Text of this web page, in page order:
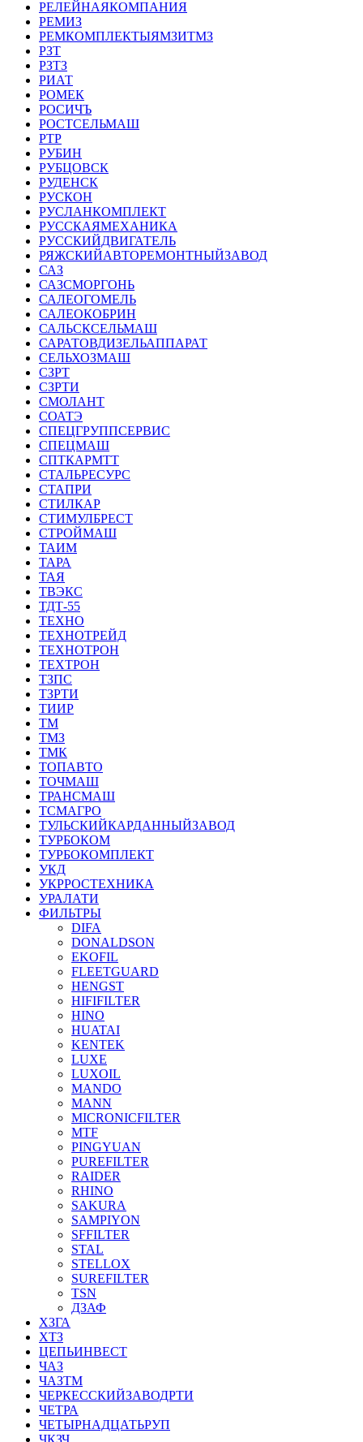
РЕЛЕЙНАЯКОМПАНИЯ
РЕМИЗ
РЕМКОМПЛЕКТЫЯМЗИТМЗ
РЗТ
РЗТЗ
РИАТ
РОМЕК
РОСИЧЪ
РОСТСЕЛЬМАШ
РТР
РУБИН
РУБЦОВСК
РУДЕНСК
РУСКОН
РУСЛАНКОМПЛЕКТ
РУССКАЯМЕХАНИКА
РУССКИЙДВИГАТЕЛЬ
РЯЖСКИЙАВТОРЕМОНТНЫЙЗАВОД
САЗ
САЗСМОРГОНЬ
САЛЕОГОМЕЛЬ
САЛЕОКОБРИН
САЛЬСКСЕЛЬМАШ
САРАТОВДИЗЕЛЬАППАРАТ
СЕЛЬХОЗМАШ
СЗРТ
СЗРТИ
СМОЛАНТ
СОАТЭ
СПЕЦГРУППСЕРВИС
СПЕЦМАШ
СПТКАРМТТ
СТАЛЬРЕСУРС
СТАПРИ
СТИЛКАР
СТИМУЛБРЕСТ
СТРОЙМАШ
ТАИМ
ТАРА
ТАЯ
ТВЭКС
ТДТ-55
ТЕХНО
ТЕХНОТРЕЙД
ТЕХНОТРОН
ТЕХТРОН
ТЗПС
ТЗРТИ
ТИИР
ТМ
ТМЗ
ТМК
ТОПАВТО
ТОЧМАШ
ТРАНСМАШ
ТСМАГРО
ТУЛЬСКИЙКАРДАННЫЙЗАВОД
ТУРБОКОМ
ТУРБОКОМПЛЕКТ
УКД
УКРРОСТЕХНИКА
УРАЛАТИ
ФИЛЬТРЫ
DIFA
DONALDSON
EKOFIL
FLEETGUARD
HENGST
HIFIFILTER
HINO
HUATAI
KENTEK
LUXE
LUXOIL
MANDO
MANN
MICRONICFILTER
MTF
PINGYUAN
PUREFILTER
RAIDER
RHINO
SAKURA
SAMPIYON
SFFILTER
STAL
STELLOX
SUREFILTER
TSN
ДЗАФ
ХЗГА
ХТЗ
ЦЕПЬИНВЕСТ
ЧАЗ
ЧАЗТМ
ЧЕРКЕССКИЙЗАВОДРТИ
ЧЕТРА
ЧЕТЫРНАДЦАТЬРУП